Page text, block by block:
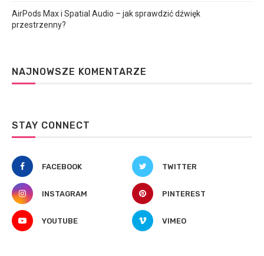
AirPods Max i Spatial Audio – jak sprawdzić dźwięk
przestrzenny?
NAJNOWSZE KOMENTARZE
STAY CONNECT
FACEBOOK TWITTER
INSTAGRAM PINTEREST
YOUTUBE VIMEO